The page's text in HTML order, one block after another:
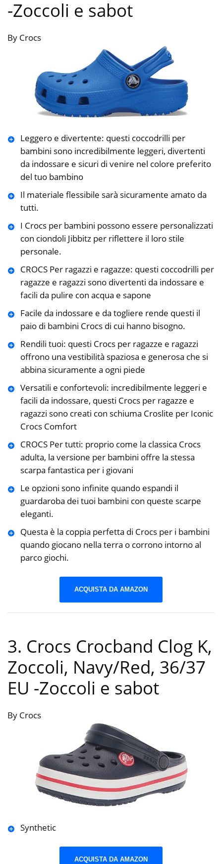
-Zoccoli e sabot
By Crocs
Leggero e divertente: questi coccodrilli per
bambini sono incredibilmente leggeri, divertenti
da indossare e sicuri di venire nel colore preferito
del tuo bambino
Il materiale flessibile sarà sicuramente amato da
tutti.
I Crocs per bambini possono essere personalizzati
con ciondoli Jibbitz per riflettere il loro stile
personale.
CROCS Per ragazzi e ragazze: questi coccodrilli per
ragazze e ragazzi sono divertenti da indossare e
facili da pulire con acqua e sapone
Facile da indossare e da togliere rende questi il
paio di bambini Crocs di cui hanno bisogno.
Rendili tuoi: questi Crocs per ragazze e ragazzi
offrono una vestibilità spaziosa e generosa che si
abbina sicuramente a ogni piede
Versatili e confortevoli: incredibilmente leggeri e
facili da indossare, questi Crocs per ragazze e
ragazzi sono creati con schiuma Croslite per Iconic
Crocs Comfort
CROCS Per tutti: proprio come la classica Crocs
adulta, la versione per bambini offre la stessa
scarpa fantastica per i giovani
Le opzioni sono infinite quando espandi il
guardaroba dei tuoi bambini con queste scarpe
eleganti.
Questa è la coppia perfetta di Crocs per i bambini
quando giocano nella terra o corrono intorno al
parco giochi.
ACQUISTA DA AMAZON
3. Crocs Crocband Clog K,
Zoccoli, Navy/Red, 36/37
EU -Zoccoli e sabot
By Crocs
Synthetic
ACQUISTA DA AMAZON